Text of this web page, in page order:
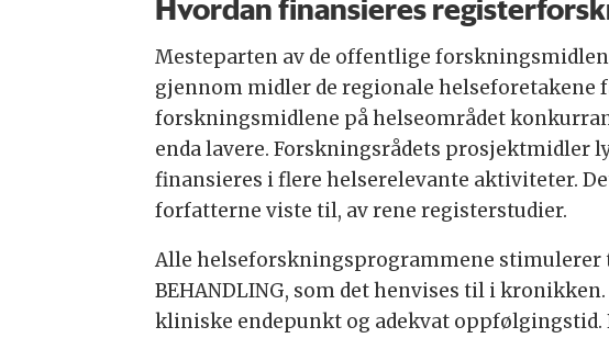
Hvordan finansieres
Mesteparten av de offentlige
gjennom midler de regionale helseforetakene
forskningsmidlene på helseområdet
enda lavere. Forskningsrådets prosjektmidler
finansieres i flere helserelevante aktiviteter.
forfatterne viste til, av rene registerstudier.
Alle helseforskningsprogrammene
BEHANDLING, som det henvises til i
kliniske endepunkt og adekvat